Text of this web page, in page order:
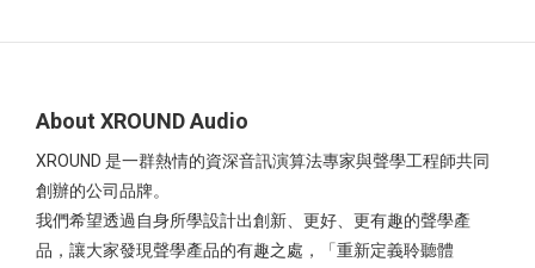
About XROUND Audio
XROUND 是一群熱情的資深音訊演算法專家與聲學工程師共同
創辦的公司品牌。
我們希望透過自身所學設計出創新、更好、更有趣的聲學產
品，讓大家發現聲學產品的有趣之處，「重新定義聆聽體